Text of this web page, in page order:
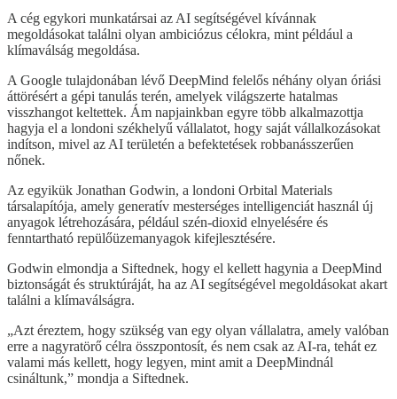
A cég egykori munkatársai az AI segítségével kívánnak
megoldásokat találni olyan ambiciózus célokra, mint például a
klímaválság megoldása.
A Google tulajdonában lévő DeepMind felelős néhány olyan óriási
áttörésért a gépi tanulás terén, amelyek világszerte hatalmas
visszhangot keltettek. Ám napjainkban egyre több alkalmazottja
hagyja el a londoni székhelyű vállalatot, hogy saját vállalkozásokat
indítson, mivel az AI területén a befektetések robbanásszerűen
nőnek.
Az egyikük Jonathan Godwin, a londoni Orbital Materials
társalapítója, amely generatív mesterséges intelligenciát használ új
anyagok létrehozására, például szén-dioxid elnyelésére és
fenntartható repülőüzemanyagok kifejlesztésére.
Godwin elmondja a Siftednek, hogy el kellett hagynia a DeepMind
biztonságát és struktúráját, ha az AI segítségével megoldásokat akart
találni a klímaválságra.
„Azt éreztem, hogy szükség van egy olyan vállalatra, amely valóban
erre a nagyratörő célra összpontosít, és nem csak az AI-ra, tehát ez
valami más kellett, hogy legyen, mint amit a DeepMindnál
csináltunk,” mondja a Siftednek.